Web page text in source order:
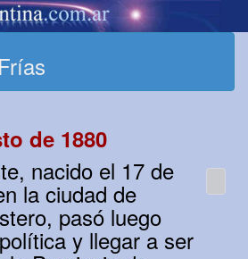
de 1880
nacido el 17 de
la ciudad de
pasó luego
y llegar a ser